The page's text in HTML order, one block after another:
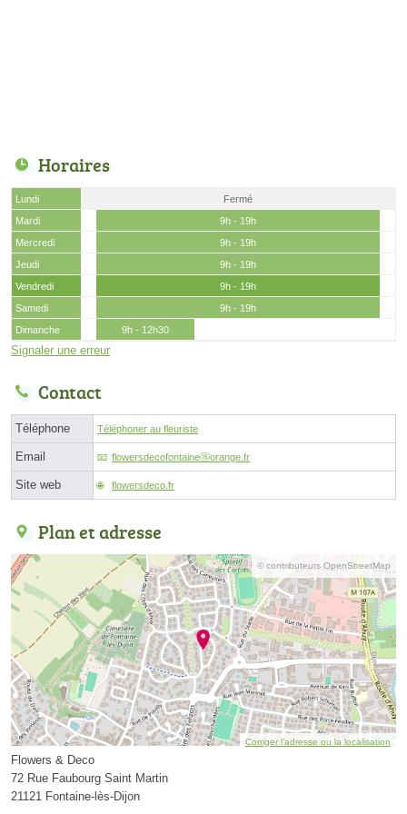
Horaires
Lundi
Fermé
Mardi
9h - 19h
Mercredi
9h - 19h
Jeudi
9h - 19h
Vendredi
9h - 19h
Samedi
9h - 19h
Dimanche
9h - 12h30
Signaler une erreur
Contact
Téléphone Téléphoner au fleuriste
Email flowersdecofontaineⓐorange.fr
Site web flowersdeco.fr
Plan et adresse
© contributeurs OpenStreetMap
Corriger l’adresse ou la localisation
Flowers & Deco
72 Rue Faubourg Saint Martin
21121 Fontaine-lès-Dijon